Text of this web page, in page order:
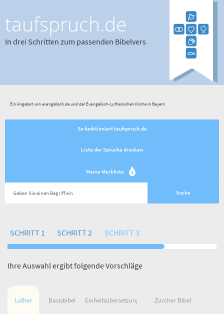
taufspruch.de
In drei Schritten zum passenden Bibelvers
Ein Angebot von evangelisch.de und der Evangelisch-Lutherischen Kirche in Bayern
So funktioniert taufspruch.de
Liste der Sprüche drucken
Meine Merkliste 1
SCHRITT 1 SCHRITT 2 SCHRITT 3
Ihre Auswahl ergibt folgende Vorschläge
Luther Basisbibel Einheitsübersetzung Zürcher Bibel